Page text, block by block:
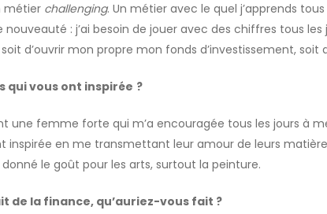
métier challenging. Un métier avec le quel j’apprends
nouveauté : j’ai besoin de jouer avec des chiffres tous
d’ouvrir mon propre mon fonds d’investissement, soit
qui vous ont inspirée ?
une femme forte qui m’a encouragée tous les jours à
inspirée en me transmettant leur amour de leurs
le goût pour les arts, surtout la peinture.
de la finance, qu’auriez-vous fait ?